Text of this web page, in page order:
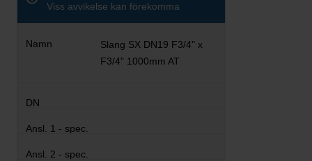
Viss avvikelse kan förekomma
Slang SX DN19 F3/4" x
F3/4" 1000mm AT